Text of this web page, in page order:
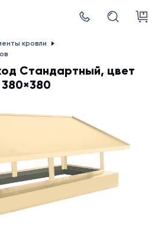
кровли
Стандартный, цвет
380×380